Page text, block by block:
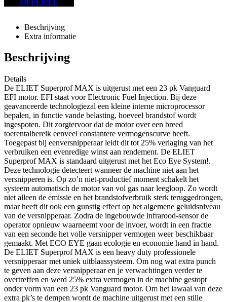
OFFERTE
Beschrijving
Extra informatie
Beschrijving
Details
De ELIET Superprof MAX is uitgerust met een 23 pk Vanguard
EFI motor. EFI staat voor Electronic Fuel Injection. Bij deze
geavanceerde technologiezal een kleine interne microprocessor
bepalen, in functie vande belasting, hoeveel brandstof wordt
ingespoten. Dit zorgtervoor dat de motor over een breed
toerentalbereik eenveel constantere vermogenscurve heeft.
Toegepast bij eenversnipperaar leidt dit tot 25% verlaging van het
verbruiken een evenredige winst aan rendement. De ELIET
Superprof MAX is standaard uitgerust met het Eco Eye System!.
Deze technologie detecteert wanneer de machine niet aan het
versnipperen is. Op zo’n niet-productief moment schakelt het
systeem automatisch de motor van vol gas naar leegloop. Zo wordt
niet alleen de emissie en het brandstofverbruik sterk teruggedrongen,
maar heeft dit ook een gunstig effect op het algemene geluidsniveau
van de versnipperaar. Zodra de ingebouwde infrarood-sensor de
operator opnieuw waarneemt voor de invoer, wordt in een fractie
van een seconde het volle versnipper vermogen weer beschikbaar
gemaakt. Met ECO EYE gaan ecologie en economie hand in hand.
De ELIET Superprof MAX is een heavy duty professionele
versnipperaar met uniek uitblaassysteem. Om nog wat extra punch
te geven aan deze versnipperaar en je verwachtingen verder te
overtreffen en werd 25% extra vermogen in de machine gestopt
onder vorm van een 23 pk Vanguard motor. Om het lawaai van deze
extra pk’s te dempen wordt de machine uitgerust met een stille